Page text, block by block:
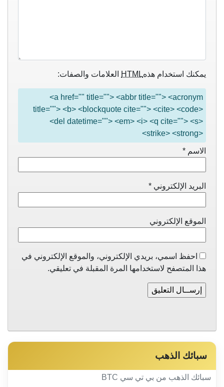
يمكنك استخدام هذهHTML العلامات والصفات:
<a href="" title=""> <abbr title=""> <acronym
title=""> <b> <blockquote cite=""> <cite> <code>
<del datetime=""> <em> <i> <q cite=""> <s>
<strike> <strong>
الاسم *
البريد الإلكتروني *
الموقع الإلكتروني
احفظ اسمي، بريدي الإلكتروني، والموقع الإلكتروني في
هذا المتصفح لاستخدامها المرة المقبلة في تعليقي.
سبائك الذهب
سبائك الذهب من بي تي سي BTC